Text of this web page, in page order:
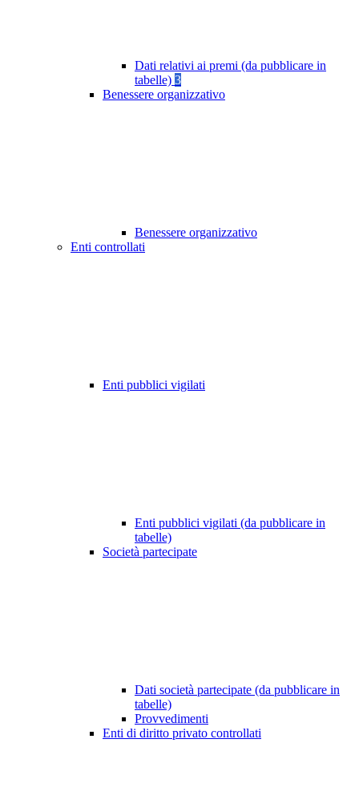
Dati relativi ai premi (da pubblicare in
tabelle) 3
Benessere organizzativo
Benessere organizzativo
Enti controllati
Enti pubblici vigilati
Enti pubblici vigilati (da pubblicare in
tabelle)
Società partecipate
Dati società partecipate (da pubblicare in
tabelle)
Provvedimenti
Enti di diritto privato controllati